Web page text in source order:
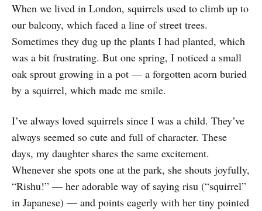
When we lived in London, squirrels used to climb up to
our balcony, which faced a line of street trees.
Sometimes they dug up the plants I had planted, which
was a bit frustrating. But one spring, I noticed a small
oak sprout growing in a pot — a forgotten acorn buried
by a squirrel, which made me smile.
I’ve always loved squirrels since I was a child. They’ve
always seemed so cute and full of character. These
days, my daughter shares the same excitement.
Whenever she spots one at the park, she shouts joyfully,
“Rishu!” — her adorable way of saying risu (“squirrel”
in Japanese) — and points eagerly with her tiny pointed